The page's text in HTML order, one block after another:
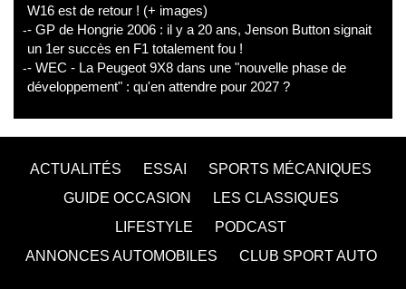
W16 est de retour ! (+ images)
- GP de Hongrie 2006 : il y a 20 ans, Jenson Button signait
un 1er succès en F1 totalement fou !
- WEC - La Peugeot 9X8 dans une "nouvelle phase de
développement" : qu'en attendre pour 2027 ?
ACTUALITÉS ESSAI
SPORTS MÉCANIQUES
GUIDE OCCASION
LES CLASSIQUES
LIFESTYLE
PODCAST
ANNONCES AUTOMOBILES
CLUB SPORT AUTO